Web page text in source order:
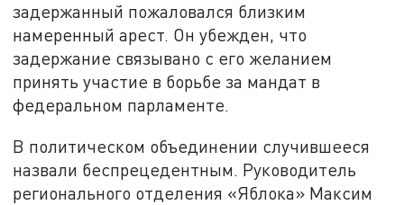
задержанный пожаловался близким
намеренный арест. Он убежден, что
задержание связывано с его желанием
принять участие в борьбе за мандат в
федеральном парламенте.
В политическом объединении случившееся
назвали беспрецедентным. Руководитель
регионального отделения «Яблока» Максим